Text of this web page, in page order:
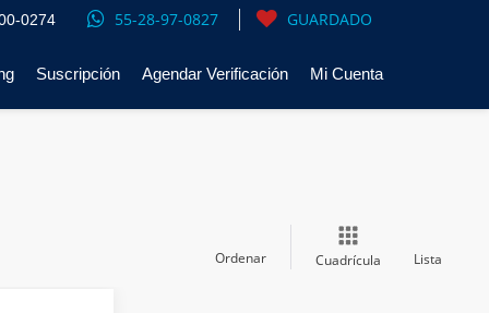
0274 55-28-97-0827 GUARDADO
Suscripción Agendar Verificación Mi Cuenta
Ordenar Cuadrícula Lista